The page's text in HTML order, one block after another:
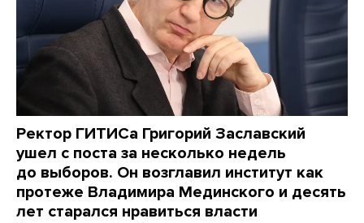
Ректор ГИТИСа Григорий Заславский
ушел с поста за несколько недель
до выборов. Он возглавил институт как
протеже Владимира Мединского и десять
лет старался нравиться власти